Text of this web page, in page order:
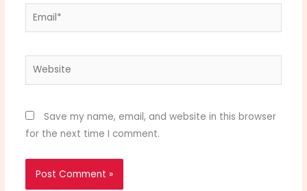
Email*
Website
Save my name, email, and website in this browser
for the next time I comment.